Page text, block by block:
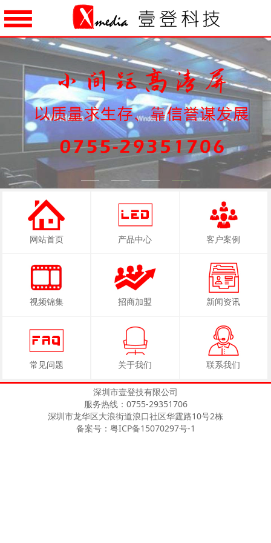
1 2 3 4
网站首页 产品中心 客户案例
视频锦集 招商加盟 新闻资讯
常见问题 关于我们 联系我们
深圳市壹登技有限公司
服务热线：0755-29351706
深圳市龙华区大浪街道浪口社区华霆路10号2栋
备案号：粤ICP备15070297号-1